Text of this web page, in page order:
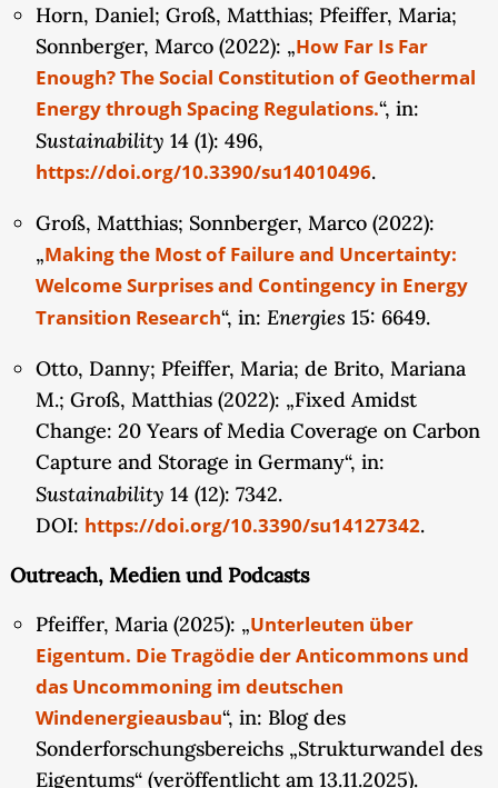
werden mit der Analyse von Policy-Dokumenten
Strukturen der jeweiligen Governance-Regime für
Windkraft unter besonderer Berücksichtigung von
Eigentumsfragen herausgearbeitet.
Im Vergleich mit den aus der ersten Förderphase
Hinblick auf die Rolle von Eigentumsverhältnissen
für lokale Konflikte und Wertschöpfung rund um
Windenergie sollen u.a. Implikationen hinsichtlich
einer demokratischeren Gestaltung von Nutzungs-
Theorie der Verkettung von Eigentumsobjekten
(property chains) weiterentwickelt werden.
Horn, Daniel; Groß, Matthias; Pfeiffer, Maria;
Sonnberger, Marco (2022): „How Far Is Far
Enough? The Social Constitution of Geothermal
Energy through Spacing Regulations.“, in:
Sustainability 14 (1): 496,
https://doi.org/10.3390/su14010496.
Groß, Matthias; Sonnberger, Marco (2022):
„Making the Most of Failure and Uncertainty:
Welcome Surprises and Contingency in Energy
Transition Research“, in: Energies 15: 6649.
Otto, Danny; Pfeiffer, Maria; de Brito, Mariana
M.; Groß, Matthias (2022): „Fixed Amidst
Change: 20 Years of Media Coverage on Carbon
Capture and Storage in Germany“, in:
Sustainability 14 (12): 7342.
DOI: https://doi.org/10.3390/su14127342.
Outreach, Medien und Podcasts
Pfeiffer, Maria (2025): „Unterleuten über
Eigentum. Die Tragödie der Anticommons und
das Uncommoning im deutschen
Windenergieausbau“, in: Blog des
Sonderforschungsbereichs „Strukturwandel des
Eigentums“ (veröffentlicht am 13.11.2025).